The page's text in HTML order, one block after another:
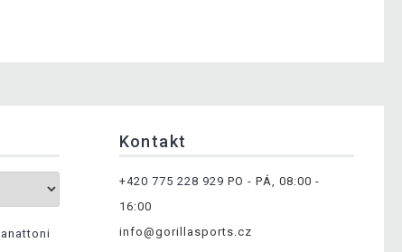
Kontakt
+420 775 228 929 PO - PÁ, 08:00 -
16:00
info@gorillasports.cz